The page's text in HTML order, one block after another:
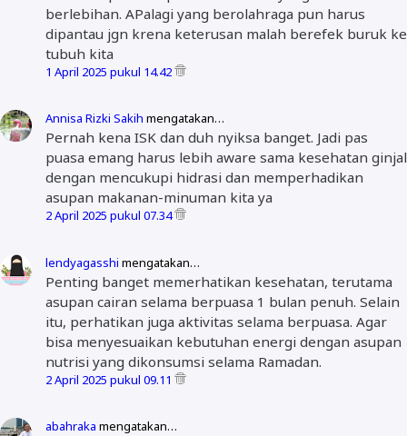
berlebihan. APalagi yang berolahraga pun harus
dipantau jgn krena keterusan malah berefek buruk ke
tubuh kita
1 April 2025 pukul 14.42
Annisa Rizki Sakih mengatakan…
Pernah kena ISK dan duh nyiksa banget. Jadi pas
puasa emang harus lebih aware sama kesehatan ginjal
dengan mencukupi hidrasi dan memperhadikan
asupan makanan-minuman kita ya
2 April 2025 pukul 07.34
lendyagasshi mengatakan…
Penting banget memerhatikan kesehatan, terutama
asupan cairan selama berpuasa 1 bulan penuh. Selain
itu, perhatikan juga aktivitas selama berpuasa. Agar
bisa menyesuaikan kebutuhan energi dengan asupan
nutrisi yang dikonsumsi selama Ramadan.
2 April 2025 pukul 09.11
abahraka mengatakan…